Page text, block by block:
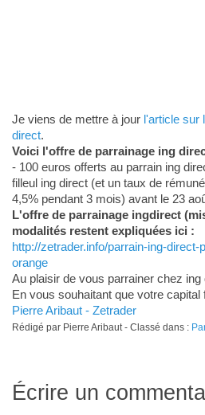
Je viens de mettre à jour l'article sur
direct.
Voici l'offre de parrainage ing
- 100 euros offerts au parrain ing
filleul ing direct (et un taux de
4,5% pendant 3 mois) avant le 23
L'offre de parrainage ingdirect
modalités restent expliquées ici :
http://zetrader.info/parrain-ing-direct-
orange
Au plaisir de vous parrainer chez ing
En vous souhaitant que votre
Pierre Aribaut - Zetrader
Rédigé par Pierre Aribaut - Classé dans :
Écrire un